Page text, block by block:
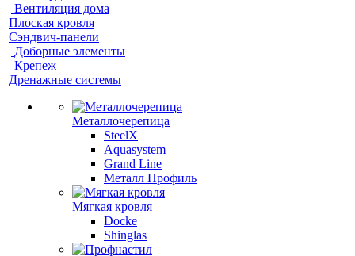
Вентиляция дома
Плоская кровля
Сэндвич-панели
Доборные элементы
Крепеж
Дренажные системы
Металлочерепица
SteelX
Aquasystem
Grand Line
Металл Профиль
Мягкая кровля
Docke
Shinglas